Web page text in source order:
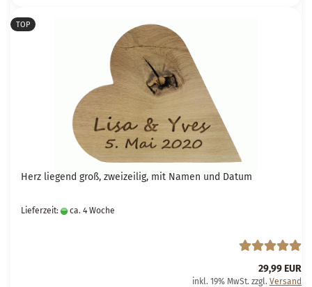
TOP
Herz liegend groß, zweizeilig, mit Namen und Datum
Lieferzeit: ca. 4 Woche
29,99 EUR
inkl. 19% MwSt. zzgl. Versand